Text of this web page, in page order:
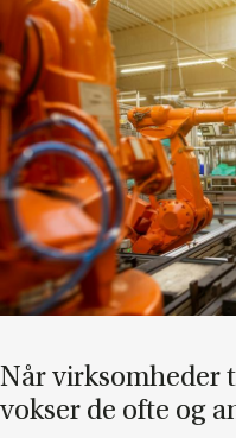
Når virk­som­he­der
vok­ser de ofte og